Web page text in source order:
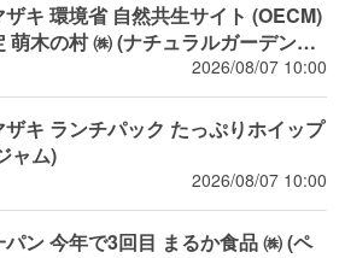
共生サイト (OECM)
ズ
ク シャインマ
ットジャム と 白桃ジャム
2026/08/07 10:00
ク たっぷりホイップ
ャム)
2026/08/07 10:00
目 まるか食品 ㈱ (ペ